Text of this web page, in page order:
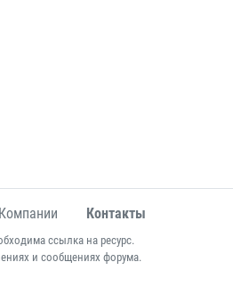
Компании Контакты
ссылка на ресурс.
и сообщениях форума.